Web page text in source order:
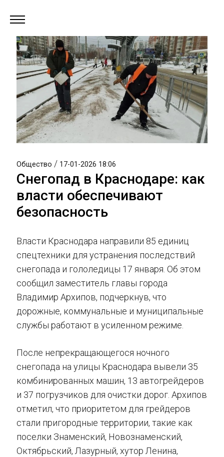
Общество / 17-01-2026 18:06
Снегопад в Краснодаре: как
власти обеспечивают
безопасность
Власти Краснодара направили 85 единиц
спецтехники для устранения последствий
снегопада и гололедицы 17 января. Об этом
сообщил заместитель главы города
Владимир Архипов, подчеркнув, что
дорожные, коммунальные и муниципальные
службы работают в усиленном режиме.
После непрекращающегося ночного
снегопада на улицы Краснодара вывели 35
комбинированных машин, 13 автогрейдеров
и 37 погрузчиков для очистки дорог. Архипов
отметил, что приоритетом для грейдеров
стали пригородные территории, такие как
поселки Знаменский, Новознаменский,
Октябрьский, Лазурный, хутор Ленина,